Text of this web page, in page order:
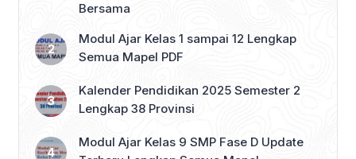
Bersama
Modul Ajar Kelas 1 sampai 12 Lengkap
Semua Mapel PDF
Kalender Pendidikan 2025 Semester 2
Lengkap 38 Provinsi
Modul Ajar Kelas 9 SMP Fase D Update